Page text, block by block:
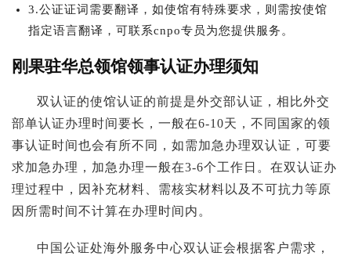
3.公证证词需要翻译，如使馆有特殊要求，则需按使馆
指定语言翻译，可联系cnpo专员为您提供服务。
刚果驻华总领馆领事认证办理须知
双认证的使馆认证的前提是外交部认证，相比外交
部单认证办理时间要长，一般在6-10天，不同国家的领
事认证时间也会有所不同，如需加急办理双认证，可要
求加急办理，加急办理一般在3-6个工作日。在双认证办
理过程中，因补充材料、需核实材料以及不可抗力等原
因所需时间不计算在办理时间内。
中国公证处海外服务中心双认证会根据客户需求，